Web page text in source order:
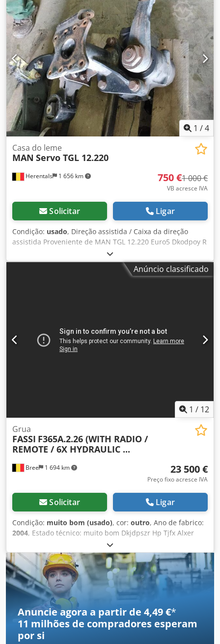
1 /4
Herentals 1 656 km
Casa do leme
MAN Servo TGL 12.220
750 €1 000 €
VB acresce IVA
Solicitar Ligar
Condição: usado, Direção assistida / Caixa da direção
assistida Proveniente de MAN TGL 12.220 Euro5 Dkodpoy R
Nt Ijfx Alxor Cevoman bvba. Lenskensdijk 5 2200 Herentals
Bélgica
Anúncio classificado
1 / 12
Bree 1 694 km
Grua
FASSI F365A.2.26 (WITH RADIO /
REMOTE / 6X HYDRAULIC ...
23 500 €
Preço fixo acresce IVA
Solicitar Ligar
Condição: muito bom (usado), cor: outro, Ano de fabrico:
2004, Estado técnico: muito bom Dkjdpszr Hp Tjfx Alxer
Anuncie agora a partir de 4,49 €*
11 milhões de compradores esperam
por si